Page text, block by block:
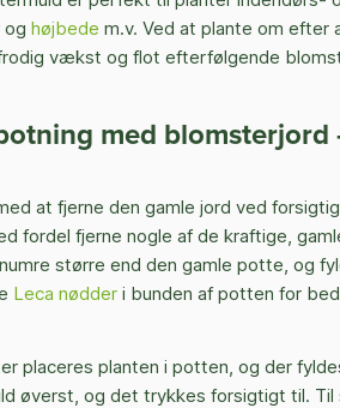
højbede m.v. Ved at plante om efter
vækst og flot efterfølgende
med blomsterjord
at fjerne den gamle jord ved
fordel fjerne nogle af de kraftige,
større end den gamle potte, og
Leca nødderi bunden af potten for
placeres planten i potten, og der
øverst, og det trykkes forsigtigt til.